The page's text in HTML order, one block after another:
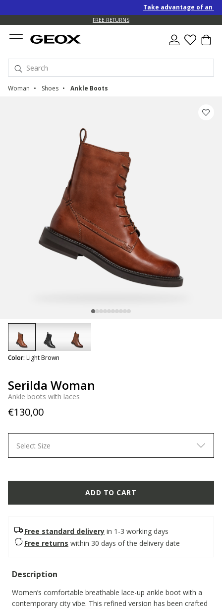
Take advantage of an
FREE RETURNS
Woman Shoes Ankle Boots
Serilda Woman
Ankle boots with laces
€130,00
Color: Light Brown
selected
Select Size
ADD TO CART
Free standard delivery in 1-3 working days
Free returns within 30 days of the delivery date
Description
Women’s comfortable breathable lace-up ankle boot with a
contemporary city vibe. This refined version has been crafted